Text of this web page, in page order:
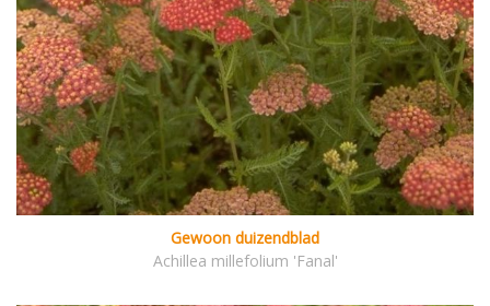
Gewoon duizendblad
Achillea millefolium 'Fanal'